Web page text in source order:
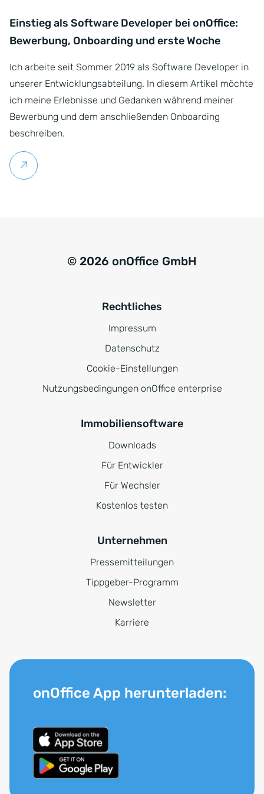
Einstieg als Software Developer bei onOffice:
Bewerbung, Onboarding und erste Woche
Ich arbeite seit Sommer 2019 als Software Developer in
unserer Entwicklungsabteilung. In diesem Artikel möchte
ich meine Erlebnisse und Gedanken während meiner
Bewerbung und dem anschließenden Onboarding
beschreiben.
Weiterlesen
© 2026 onOffice GmbH
Rechtliches
Impressum
Datenschutz
Cookie-Einstellungen
Nutzungsbedingungen onOffice enterprise
Immobiliensoftware
Downloads
Für Entwickler
Für Wechsler
Kostenlos testen
Unternehmen
Pressemitteilungen
Tippgeber-Programm
Newsletter
Karriere
onOffice App herunterladen: